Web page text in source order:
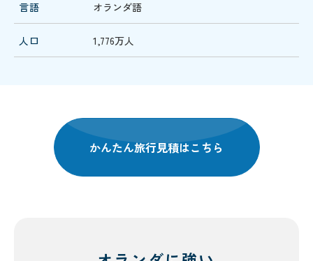
言語 オランダ語
人口 1,776万人
かんたん旅行見積はこちら